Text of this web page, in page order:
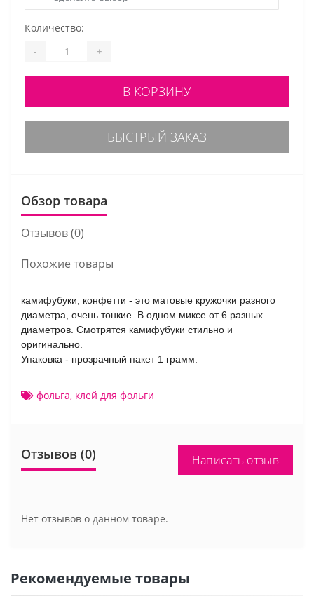
Количество:
- +
В КОРЗИНУ
БЫСТРЫЙ ЗАКАЗ
Обзор товара
Отзывов (0)
Похожие товары
камифубуки, конфетти - это матовые кружочки разного
диаметра, очень тонкие. В одном миксе от 6 разных
диаметров. Смотрятся камифубуки стильно и
оригинально.
Упаковка - прозрачный пакет 1 грамм.
фольга, клей для фольги
Отзывов (0) Написать отзыв
Нет отзывов о данном товаре.
Рекомендуемые товары